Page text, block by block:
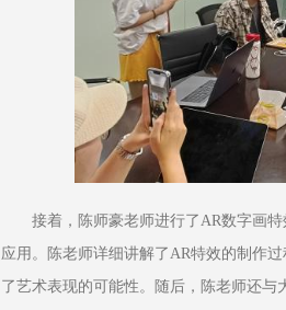
接着，陈师豪老师进行了AR数字画
应用。陈老师详细讲解了AR特效的制作
了艺术表现的可能性。随后，陈老师还